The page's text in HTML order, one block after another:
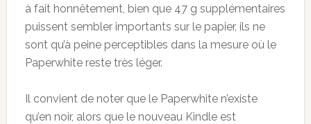
à fait honnêtement, bien que 47 g supplémentaires
puissent sembler importants sur le papier, ils ne
sont qu’à peine perceptibles dans la mesure où le
Paperwhite reste très léger.
Il convient de noter que le Paperwhite n’existe
qu’en noir, alors que le nouveau Kindle est